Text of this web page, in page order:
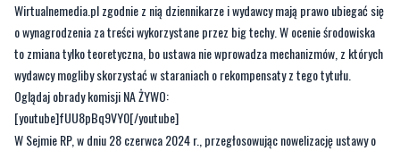
Wirtualnemedia.pl zgodnie z nią dziennikarze i wydawcy mają prawo ubiegać się
o wynagrodzenia za treści wykorzystane przez big techy. W ocenie środowiska
to zmiana tylko teoretyczna, bo ustawa nie wprowadza mechanizmów, z których
wydawcy mogliby skorzystać w staraniach o rekompensaty z tego tytułu.
Oglądaj obrady komisji NA ŻYWO:
[youtube]fUU8pBq9VY0[/youtube]
W Sejmie RP, w dniu 28 czerwca 2024 r., przegłosowując nowelizację ustawy o